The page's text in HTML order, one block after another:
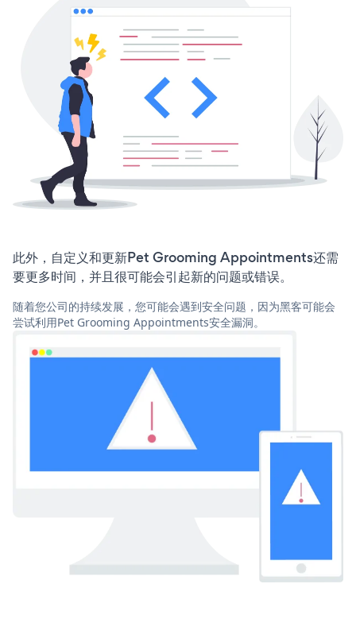
此外，自定义和更新Pet Grooming Appointments还需
要更多时间，并且很可能会引起新的问题或错误。
随着您公司的持续发展，您可能会遇到安全问题，因为黑客可能会
尝试利用Pet Grooming Appointments安全漏洞。